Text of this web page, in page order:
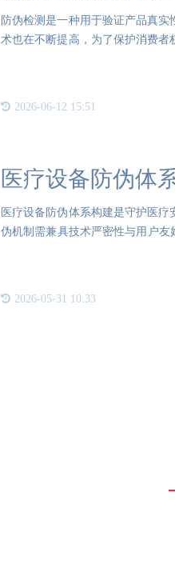
防伪检测是一种用于验证产品真
术也在不断提高，为了保护消费
2026-06-12 15:51
医疗设备防伪体
医疗设备防伪体系构建是守护医
伪机制需兼具技术严密性与用户
2026-05-31 10:33